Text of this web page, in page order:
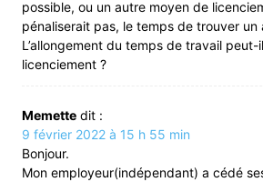
possible, ou un autre moyen de
pénaliserait pas, le temps de trouver un
L’allongement du temps de travail
licenciement ?
Memette dit :
9 février 2022 à 15 h 55 min
Bonjour.
Mon employeur(indépendant) a cédé